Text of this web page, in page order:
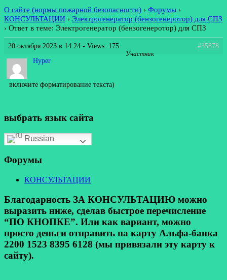
О сайте (нормы пожарной безопасности) › Форумы ›
КОНСУЛЬТАЦИИ › Электрогенератор (бензогенеротор) для СПЗ
› Ответ в теме: Электрогенератор (бензогенеротор) для СПЗ
20 октября 2023 в 14:24 - Views: 175
#35878
Hyper
Участник
включите форматирование текста)
выбрать язык сайта
Russian
Форумы
КОНСУЛЬТАЦИИ
Благодарность ЗА КОНСУЛЬТАЦИЮ можно
выразить ниже, сделав быстрое перечисление
“ПО КНОПКЕ”. Или как вариант, можно
просто деньги отправить на карту Альфа-банка
2200 1523 8395 6128 (мы привязали эту карту к
сайту).